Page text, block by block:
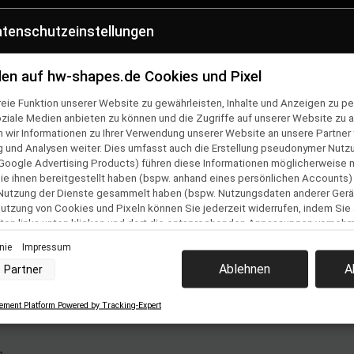
Bestellung
Versand
&
Folge uns auf
auf hw-shapes.de Cookies und Pixel
Funktion unserer Website zu gewährleisten, Inhalte und Anzeigen zu
Medien anbieten zu können und die Zugriffe auf unserer Website zu
wir Informationen zu Ihrer Verwendung unserer Website an unsere
und Analysen weiter. Dies umfasst auch die Erstellung pseudonymer
Advertising Products) führen diese Informationen möglicherweise
ihnen bereitgestellt haben (bspw. anhand eines persönlichen
der Dienste gesammelt haben (bspw. Nutzungsdaten anderer
von Cookies und Pixeln können Sie jederzeit widerrufen, indem Sie
links unten klicken und dort die entsprechenden Anpassungen
durch unsere Partner:
Zugriff auf Informationen auf einem Endgerät
Daten zur Auswahl von Werbeanzeigen
für personalisierte Werbung
Profilen zur Auswahl personalisierter Werbung
zur Personalisierung von Inhalten
Profilen zur Auswahl personalisierter Inhalte
Impressum
Partner Ablehnen
Platform Powered by Tracking-Expert